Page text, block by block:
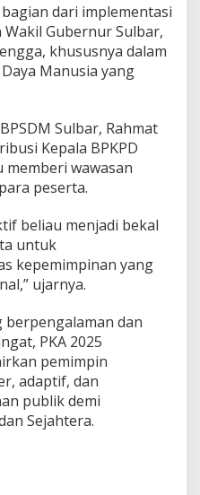
dari implementasi
Wakil Gubernur Sulbar,
khususnya dalam
Manusia yang
Sulbar, Rahmat
Kepala BPKPD
memberi wawasan
peserta.
beliau menjadi bekal
untuk
kepemimpinan yang
ujarnya.
dan
PKA 2025
pemimpin
adaptif, dan
publik demi
Sejahtera.